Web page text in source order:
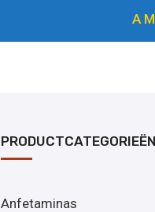
A
PRODUCTCATEGORIEËN
Anfetaminas